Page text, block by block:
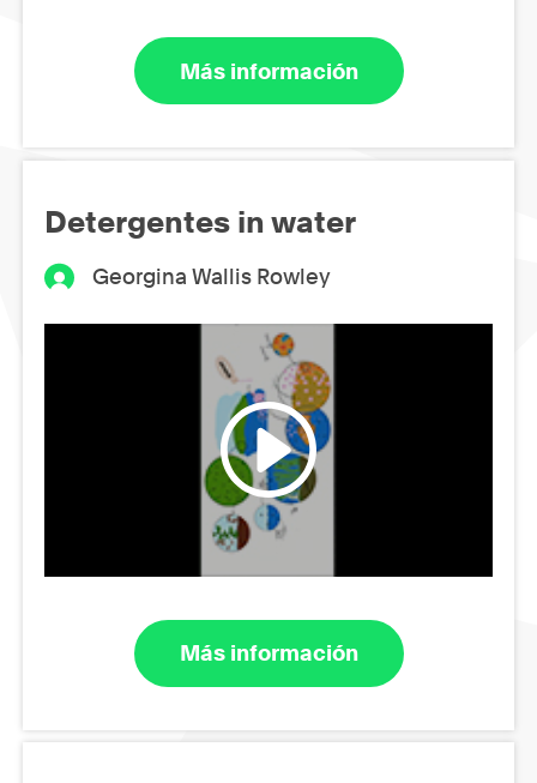
Más información
Detergentes in water
Georgina Wallis Rowley
Más información